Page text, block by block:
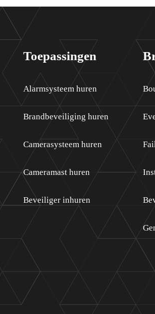
Toepassingen
Alarmsysteem huren
Brandbeveiliging huren
Camerasysteem huren
Cameramast huren
Beveiliger inhuren